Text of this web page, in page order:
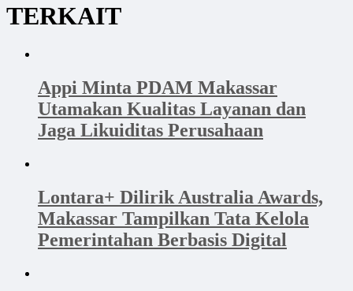
TERKAIT
Appi Minta PDAM Makassar
Utamakan Kualitas Layanan dan
Jaga Likuiditas Perusahaan
Lontara+ Dilirik Australia Awards,
Makassar Tampilkan Tata Kelola
Pemerintahan Berbasis Digital